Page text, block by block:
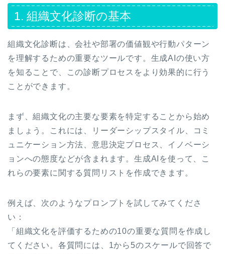
1. 組織文化診断の基本
組織文化診断は、会社や部署の価値観や行動パターン
を理解するための重要なツールです。生成AIの使い方
を知ることで、この診断プロセスをより効果的に行う
ことができます。
まず、組織文化の主要な要素を特定することから始め
ましょう。これには、リーダーシップスタイル、コミ
ュニケーション方法、意思決定プロセス、イノベーシ
ョンへの態度などが含まれます。生成AIを使って、こ
れらの要素に関する質問リストを作成できます。
例えば、次のようなプロンプトを試してみてくださ
い：
「組織文化を評価するための10の重要な質問を作成し
てください。各質問には、1から5のスケールで回答で